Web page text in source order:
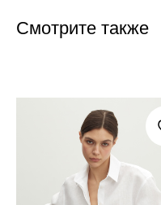
Смотрите также